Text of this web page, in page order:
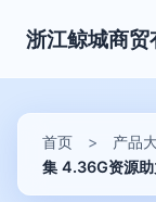
浙江鲸城商贸
首页 > 产品
集 4.36G资源